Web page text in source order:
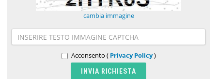
cambia immagine
Acconsento ( Privacy Policy)